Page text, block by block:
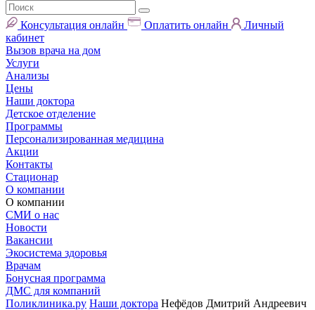
Консультация онлайн Оплатить онлайн
Личный
кабинет
Вызов врача на дом
Услуги
Анализы
Цены
Наши доктора
Детское отделение
Программы
Персонализированная медицина
Акции
Контакты
Стационар
О компании
О компании
СМИ о нас
Новости
Вакансии
Экосистема здоровья
Врачам
Бонусная программа
ДМС для компаний
Поликлиника.ру Наши доктора Нефёдов Дмитрий Андреевич